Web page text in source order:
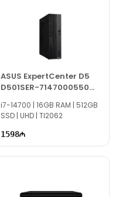
ASUS ExpertCenter D5
D501SER-7147000550
90PF05M1-M016A0
i7-14700 | 16GB RAM | 512GB
SSD | UHD | TI2062
1598